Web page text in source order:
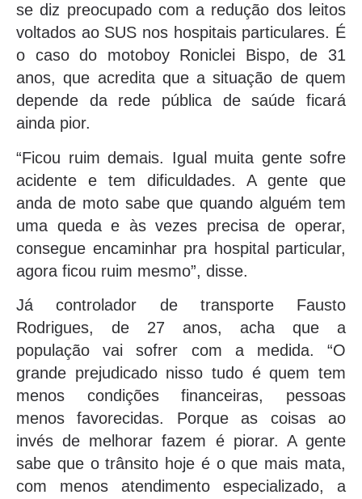
se diz preocupado com a redução dos leitos
voltados ao SUS nos hospitais particulares. É
o caso do motoboy Roniclei Bispo, de 31
anos, que acredita que a situação de quem
depende da rede pública de saúde ficará
ainda pior.
“Ficou ruim demais. Igual muita gente sofre
acidente e tem dificuldades. A gente que
anda de moto sabe que quando alguém tem
uma queda e às vezes precisa de operar,
consegue encaminhar pra hospital particular,
agora ficou ruim mesmo”, disse.
Já controlador de transporte Fausto
Rodrigues, de 27 anos, acha que a
população vai sofrer com a medida. “O
grande prejudicado nisso tudo é quem tem
menos condições financeiras, pessoas
menos favorecidas. Porque as coisas ao
invés de melhorar fazem é piorar. A gente
sabe que o trânsito hoje é o que mais mata,
com menos atendimento especializado, a